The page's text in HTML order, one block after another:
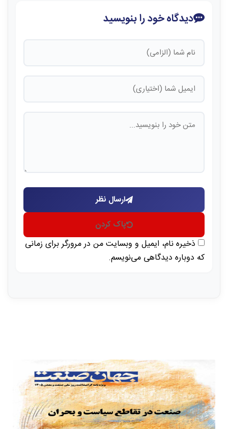
دیدگاه خود را بنویسید
ارسال نظر
پاک کردن
ذخیره نام، ایمیل و وبسایت من در مرورگر برای زمانی
که دوباره دیدگاهی می‌نویسم.